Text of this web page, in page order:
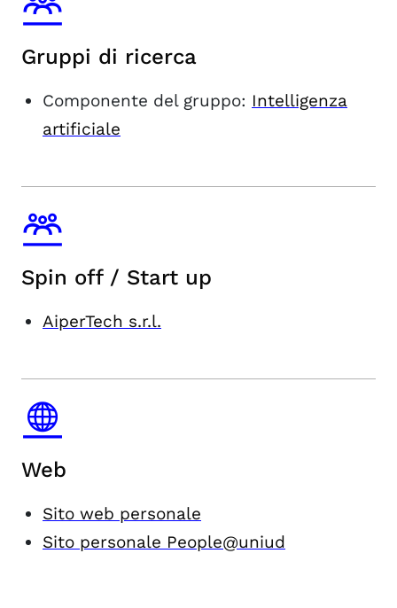
Gruppi di ricerca
Componente del gruppo: Intelligenza
artificiale
Spin off / Start up
AiperTech s.r.l.
Web
Sito web personale
Sito personale People@uniud